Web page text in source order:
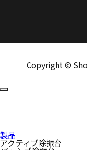
Copyright ©
製品
アクティブ除振台